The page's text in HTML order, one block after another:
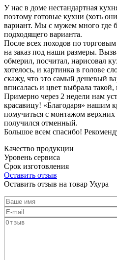
У нас в доме нестандартная
поэтому готовые кухни (хоть
вариант. Мы с мужем много где
подходящего варианта.
После всех походов по
на заказ под наши размеры.
обмерил, посчитал, нарисовал
хотелось, и картинка в голове
скажу, что это самый дешевый
вписалась и цвет выбрала такой,
Примерно через 2 недели нам
красавицу! «Благодаря» нашим
помучиться с монтажом верхних
получился отменный.
Большое всем спасибо!
Качество продукции
Уровень сервиса
Срок изготовления
Оставить отзыв
Оставить отзыв на товар Ухура